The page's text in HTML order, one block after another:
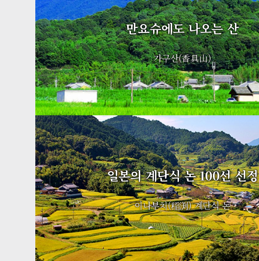
만요슈에도 나오는 산
가구산(香具山)
일본의 계단식 논 100선 선정
이나부치(稲渕) 계단식 논